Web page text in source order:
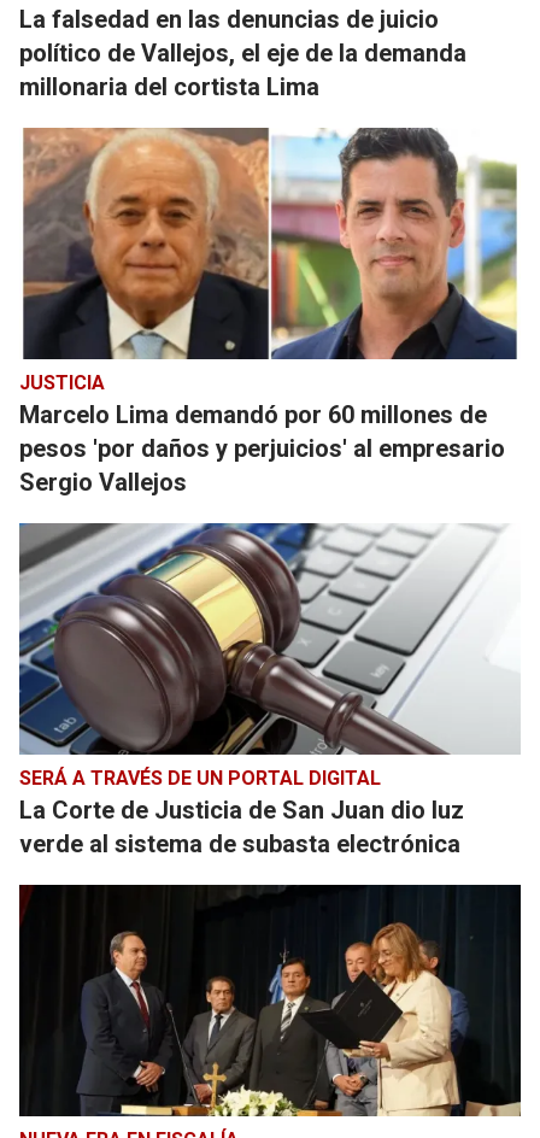
La falsedad en las denuncias de juicio
político de Vallejos, el eje de la demanda
millonaria del cortista Lima
JUSTICIA
Marcelo Lima demandó por 60 millones de
pesos 'por daños y perjuicios' al empresario
Sergio Vallejos
SERÁ A TRAVÉS DE UN PORTAL DIGITAL
La Corte de Justicia de San Juan dio luz
verde al sistema de subasta electrónica